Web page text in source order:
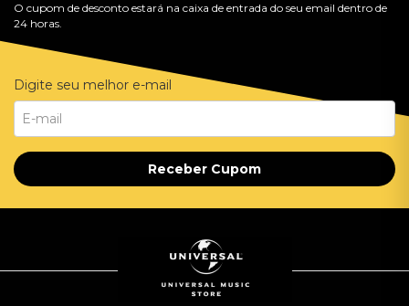
O cupom de desconto estará na caixa de entrada do seu email dentro de
24 horas.
Digite seu melhor e-mail
Receber Cupom